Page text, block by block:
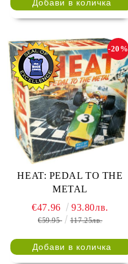
HEAT: PEDAL TO THE
METAL
-20%
€47.96 93.80лв.
€59.95 117.25лв.